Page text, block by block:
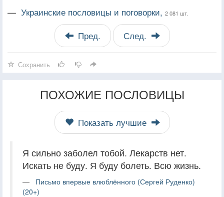
— Украинские пословицы и поговорки, 2 081 шт.
Пред. След.
Сохранить
ПОХОЖИЕ ПОСЛОВИЦЫ
Показать лучшие
Я сильно заболел тобой. Лекарств нет.
Искать не буду. Я буду болеть. Всю жизнь.
Письмо впервые влюблённого (Сергей Руденко)
(20+)